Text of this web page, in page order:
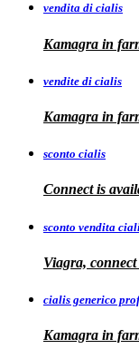
vendita di cialis
Kamagra in
vendite di cialis
Kamagra in
sconto cialis
Connect is
sconto vendita
Viagra,
cialis generico
Kamagra in